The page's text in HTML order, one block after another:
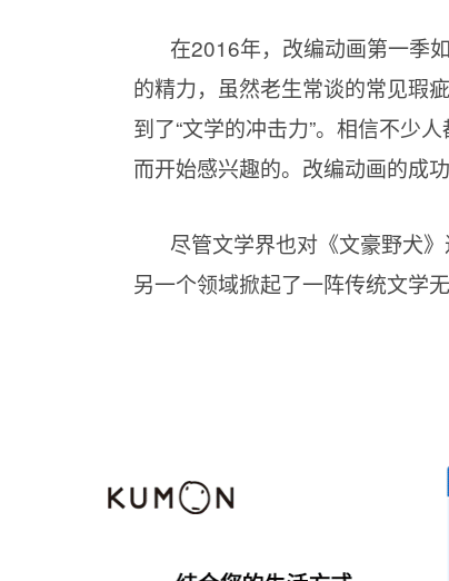
在2016年，改编动画第一季
的精力，虽然老生常谈的常见瑕
到了“文学的冲击力”。相信不少
而开始感兴趣的。改编动画的成
尽管文学界也对《文豪野犬
另一个领域掀起了一阵传统文学